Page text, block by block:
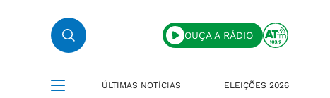
OUÇA A RÁDIO
ÚLTIMAS NOTÍCIAS ELEIÇÕES 2026